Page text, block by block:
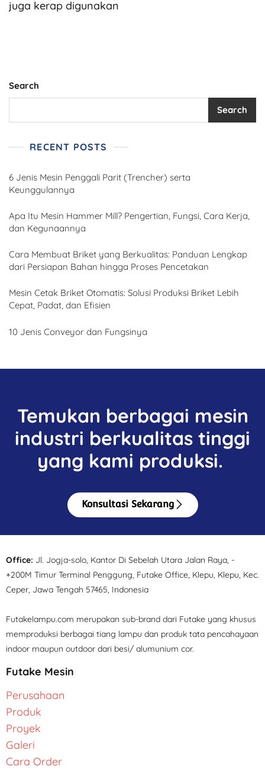
juga kerap digunakan
Search
Search
RECENT POSTS
6 Jenis Mesin Penggali Parit (Trencher) serta
Keunggulannya
Apa Itu Mesin Hammer Mill? Pengertian, Fungsi, Cara Kerja,
dan Kegunaannya
Cara Membuat Briket yang Berkualitas: Panduan Lengkap
dari Persiapan Bahan hingga Proses Pencetakan
Mesin Cetak Briket Otomatis: Solusi Produksi Briket Lebih
Cepat, Padat, dan Efisien
10 Jenis Conveyor dan Fungsinya
Temukan berbagai mesin
industri berkualitas tinggi
yang kami produksi.
Konsultasi Sekarang
Office: Jl. Jogja-solo, Kantor Di Sebelah Utara Jalan Raya, -
+200M Timur Terminal Penggung, Futake Office, Klepu, Klepu, Kec.
Ceper, Jawa Tengah 57465, Indonesia
Futakelampu.com merupakan sub-brand dari Futake yang khusus
memproduksi berbagai tiang lampu dan produk tata pencahayaan
indoor maupun outdoor dari besi/ alumunium cor.
Futake Mesin
Perusahaan
Produk
Proyek
Galeri
Cara Order